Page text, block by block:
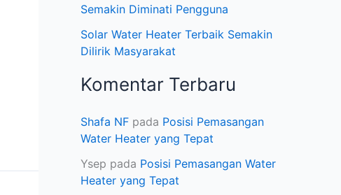
Semakin Diminati Pengguna
Solar Water Heater Terbaik Semakin
Dilirik Masyarakat
Komentar Terbaru
Shafa NF pada Posisi Pemasangan
Water Heater yang Tepat
Ysep pada Posisi Pemasangan Water
Heater yang Tepat